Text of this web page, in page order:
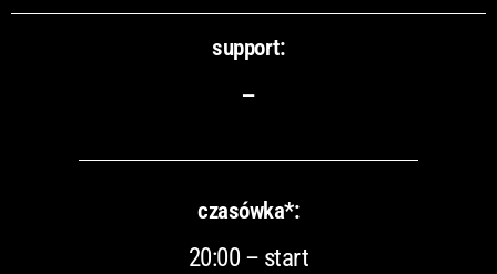
support:
–
czasówka*:
20:00 – start